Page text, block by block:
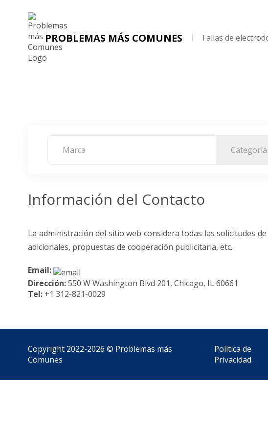
PROBLEMAS MÁS COMUNES Fallas de
Marca Categoría
Información del Contacto
La administración del sitio web considera todas las solicitudes
adicionales, propuestas de cooperación publicitaria, etc.
Email:
Dirección:550 W Washington Blvd 201, Chicago, IL 60661
Tel: +1 312-821-0029
Copyright 2022-2026 © Problemas más
Comunes
Politica de
Privacidad